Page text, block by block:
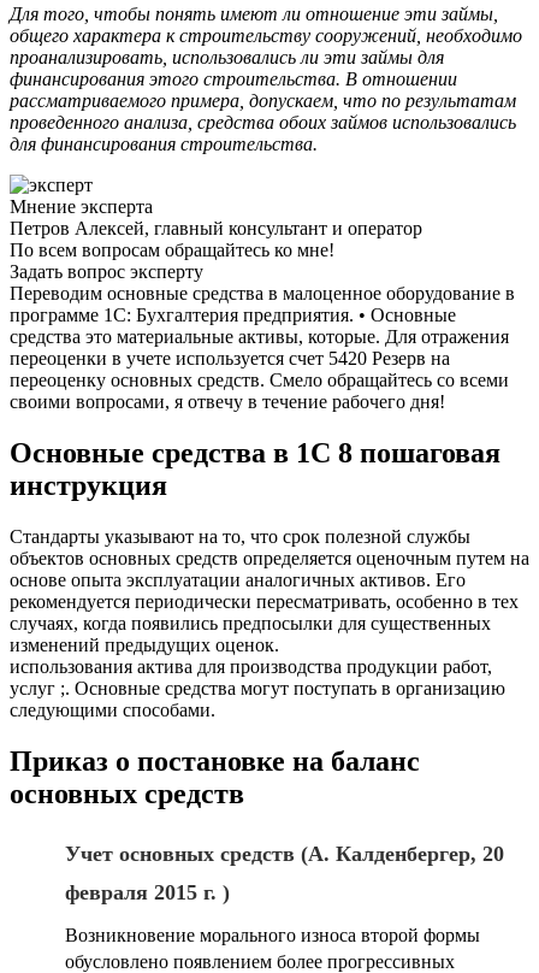
Для того, чтобы понять имеют ли отношение эти займы,
общего характера к строительству сооружений, необходимо
проанализировать, использовались ли эти займы для
финансирования этого строительства. В отношении
рассматриваемого примера, допускаем, что по результатам
проведенного анализа, средства обоих займов использовались
для финансирования строительства.
Мнение эксперта
Петров Алексей, главный консультант и оператор
По всем вопросам обращайтесь ко мне!
Задать вопрос эксперту
Переводим основные средства в малоценное оборудование в
программе 1С: Бухгалтерия предприятия. • Основные
средства это материальные активы, которые. Для отражения
переоценки в учете используется счет 5420 Резерв на
переоценку основных средств. Смело обращайтесь со всеми
своими вопросами, я отвечу в течение рабочего дня!
Основные средства в 1С 8 пошаговая
инструкция
Стандарты указывают на то, что срок полезной службы
объектов основных средств определяется оценочным путем на
основе опыта эксплуатации аналогичных активов. Его
рекомендуется периодически пересматривать, особенно в тех
случаях, когда появились предпосылки для существенных
изменений предыдущих оценок.
использования актива для производства продукции работ,
услуг ;. Основные средства могут поступать в организацию
следующими способами.
Приказ о постановке на баланс
основных средств
Учет основных средств (А. Калденбергер, 20
февраля 2015 г. )
Возникновение морального износа второй формы
обусловлено появлением более прогрессивных